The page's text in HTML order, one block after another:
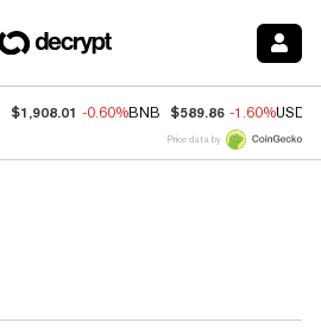
$1,908.01 -0.60%BNB $589.86 -1.60%USDC
Price data by